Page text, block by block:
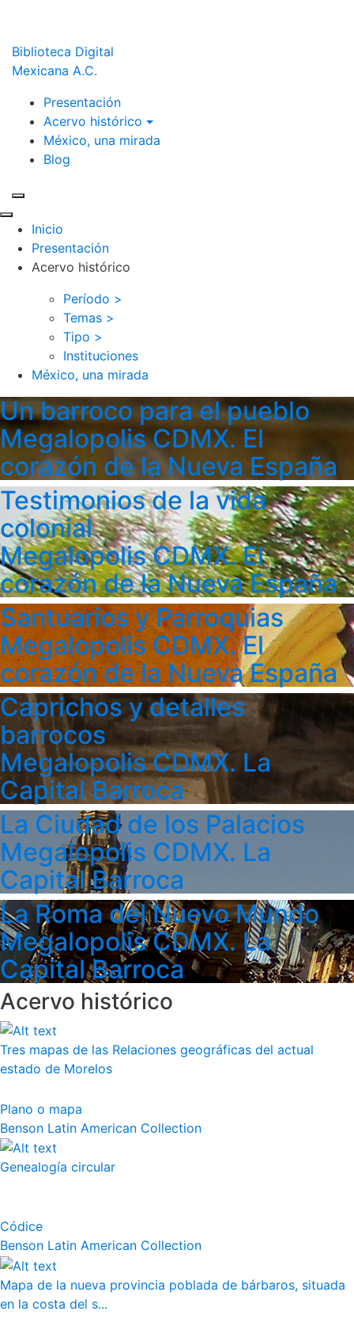
Biblioteca Digital
Mexicana A.C.
Presentación
Acervo histórico
México, una mirada
Blog
Inicio
Presentación
Acervo histórico
Período >
Temas >
Tipo >
Instituciones
México, una mirada
Un barroco para el pueblo
Megalopolis CDMX. El
corazón de la Nueva España
Testimonios de la vida
colonial
Megalopolis CDMX. El
corazón de la Nueva España
Santuarios y Parroquias
Megalopolis CDMX. El
corazón de la Nueva España
Caprichos y detalles
barrocos
Megalopolis CDMX. La
Capital Barroca
La Ciudad de los Palacios
Megalopolis CDMX. La
Capital Barroca
La Roma del Nuevo Mundo
Megalopolis CDMX. La
Capital Barroca
Acervo histórico
Tres mapas de las Relaciones geográficas del actual
estado de Morelos
Plano o mapa
Benson Latin American Collection
Genealogía circular
Códice
Benson Latin American Collection
Mapa de la nueva provincia poblada de bárbaros, situada
en la costa del s...